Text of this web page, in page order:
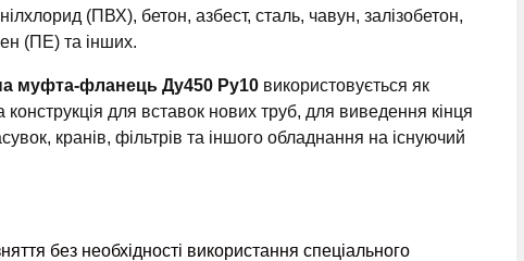
(ПВХ), бетон, азбест, сталь, чавун, залізобетон,
(ПЕ) та інших.
муфта-фланець Ду450 Ру10 використовується як
конструкція для вставок нових труб, для виведення кінця
кранів, фільтрів та іншого обладнання на існуючий
без необхідності використання спеціального